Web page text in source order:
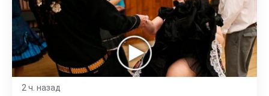
2 ч. назад